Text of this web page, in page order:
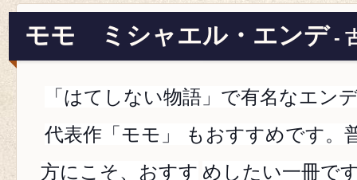
モモ ミシャエル・エンデ -
「はてしない物語」で有名なエン
代表作「モモ」 もおすすめです。
方にこそ、おすす めしたい一冊で